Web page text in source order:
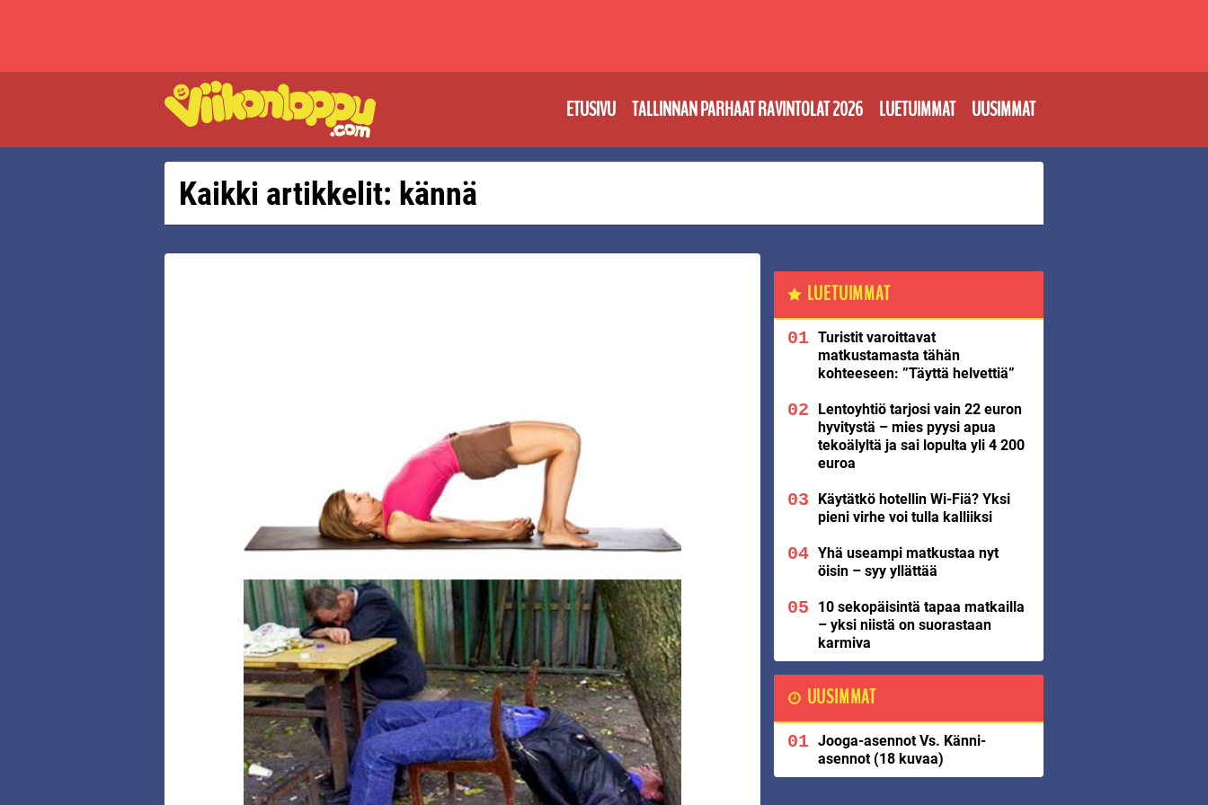
ETUSIVU TALLINNAN PARHAAT RAVINTOLAT 2026 LUETUIMMAT UUSIMMAT
Kaikki artikkelit: kännä
LUETUIMMAT
Turistit varoittavat
matkustamasta tähän
kohteeseen: ”Täyttä helvettiä”
Lentoyhtiö tarjosi vain 22 euron
hyvitystä – mies pyysi apua
tekoälyltä ja sai lopulta yli 4 200
euroa
Käytätkö hotellin Wi-Fiä? Yksi
pieni virhe voi tulla kalliiksi
Yhä useampi matkustaa nyt
öisin – syy yllättää
10 sekopäisintä tapaa matkailla
– yksi niistä on suorastaan
karmiva
UUSIMMAT
Jooga-asennot Vs. Känni-
asennot (18 kuvaa)